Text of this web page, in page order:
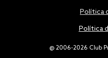
@ 2006-2026 Club
Política
Política